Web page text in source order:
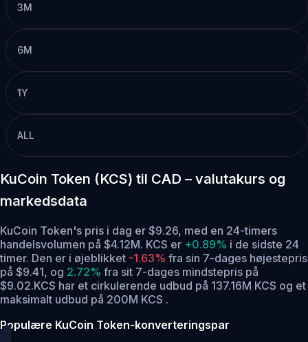
3M
6M
1Y
ALL
KuCoin Token (KCS) til CAD – valutakurs og
markedsdata
KuCoin Token's pris i dag er $9.26, med en 24-timers
handelsvolumen på $4.12M. KCS er +0.89% i de sidste 24
timer. Den er i øjeblikket -1.63% fra sin 7-dages højestepris
på $9.41, og 2.72% fra sit 7-dages mindstepris på
$9.02.KCS har et cirkulerende udbud på 137.16M KCS og et
maksimalt udbud på 200M KCS .
Populære KuCoin Token-konverteringspar